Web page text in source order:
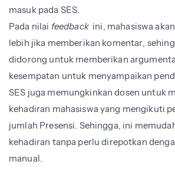
masuk pada SES.
Pada nilai feedbackini, mahasiswa
lebih jika memberikan komentar,
didorong untuk memberikan
kesempatan untuk menyampaikan
SES juga memungkinkan dosen untuk
kehadiran mahasiswa yang mengikuti
jumlah Presensi. Sehingga, ini
kehadiran tanpa perlu direpotkan
manual.